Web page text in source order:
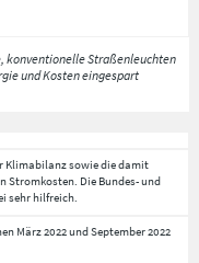
konventionelle Straßenleuchten
und Kosten eingespart
Klimabilanz sowie die damit
Stromkosten. Die Bundes- und
sehr hilfreich.
März 2022 und September 2022